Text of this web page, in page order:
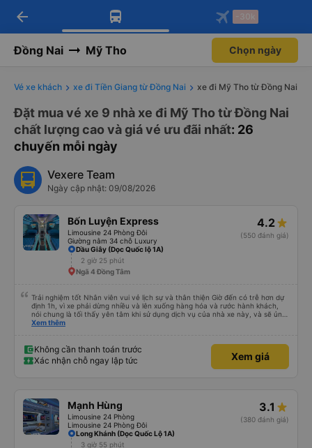
Tải app Vexere ngay!
Nhận ưu đãi thành viên độc
Mở app
Tải app Vexere
-30k/ghế khi đặt vé máy bay qua
Mở app
arrow_back -30k
Đồng Nai Mỹ Tho Chọn ngày
Vé xe khách xe đi Tiền Giang từ Đồng Nai xe đi Mỹ Tho từ Đồng Nai
Đặt mua vé xe 9 nhà xe đi Mỹ Tho từ Đồng Nai
chất lượng cao và giá vé ưu đãi nhất: 26
chuyến mỗi ngày
Vexere Team
Ngày cập nhật: 09/08/2026
Bốn Luyện Express
Limousine 24 Phòng Đôi
Giường nằm 34 chỗ Luxury
4.2
(550 đánh giá)
Dầu Giây (Dọc Quốc lộ 1A)
2 giờ 25 phút
Ngã 4 Đồng Tâm
Trải nghiệm tốt Nhân viên vui vẻ lịch sự và thân thiện Giờ đến có trễ hơn dự
định 1h, vì xe phải dừng nhiều và lên xuống hàng hóa và rước hành khách,
nói chung là tối thấy yên tâm khi sử dụng dịch vụ của nhà xe này, và sẽ ủng
hộ và giới thiệu cho người thân sử dụng dịch vụ của nhà xe này
Xem thêm
Không cần thanh toán trước
Xác nhận chỗ ngay lập tức
Xem giá
Mạnh Hùng
Limousine 24 Phòng
Limousine 24 Phòng Đôi
3.1
(380 đánh giá)
Long Khánh (Dọc Quốc Lộ 1A)
3 giờ 55 phút